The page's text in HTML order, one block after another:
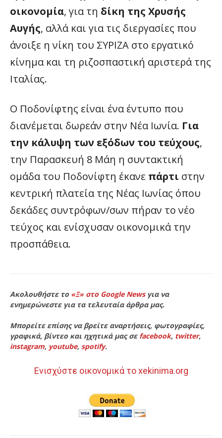
οικονομία, για τη δίκη της Χρυσής
Αυγής, αλλά και για τις διεργασίες που
άνοιξε η νίκη του ΣΥΡΙΖΑ στο εργατικό
κίνημα και τη ριζοσπαστική αριστερά της
Ιταλίας.
Ο Ποδονίφτης είναι ένα έντυπο που
διανέμεται δωρεάν στην Νέα Ιωνία. Για
την κάλυψη των εξόδων του τεύχους,
την Παρασκευή 8 Μάη η συντακτική
ομάδα του Ποδονίφτη έκανε πάρτι στην
κεντρική πλατεία της Νέας Ιωνίας όπου
δεκάδες συντρόφων/σων πήραν το νέο
τεύχος και ενίσχυσαν οικονομικά την
προσπάθεια.
Ακολουθήστε το «Ξ» στο Google Newsγια να
ενημερώνεστε για τα τελευταία άρθρα μας.
Μπορείτε επίσης να βρείτε αναρτήσεις, φωτογραφίες,
γραφικά, βίντεο και ηχητικά μας σε facebook, twitter,
instagram, youtube, spotify.
Ενισχύστε οικονομικά το xekinima.org